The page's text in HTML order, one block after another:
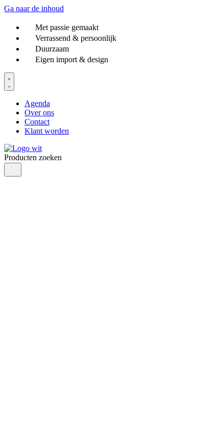
Ga naar de inhoud
Met passie gemaakt
Verrassend & persoonlijk
Duurzaam
Eigen import & design
Agenda
Over ons
Contact
Klant worden
Producten zoeken